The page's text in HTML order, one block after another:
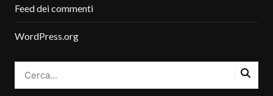
Feed dei commenti
WordPress.org